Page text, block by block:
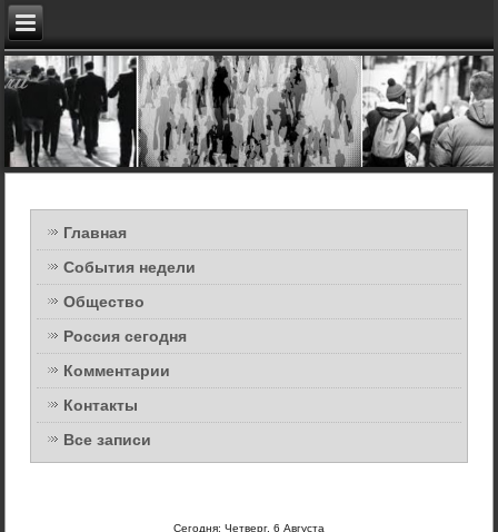
Главная
События недели
Общество
Россия сегодня
Комментарии
Контакты
Все записи
Сегодня: Четверг, 6 Августа